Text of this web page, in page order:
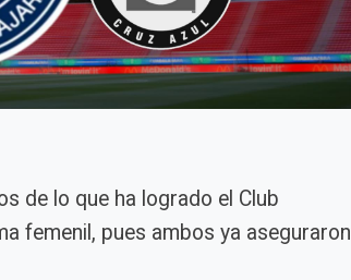
de lo que ha logrado el Club
femenil, pues ambos ya aseguraron